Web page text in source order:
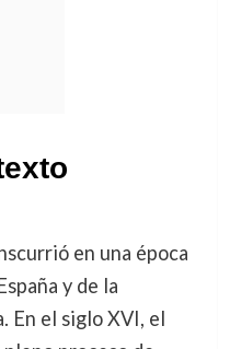
en una época
y de la
En el siglo XVI, el